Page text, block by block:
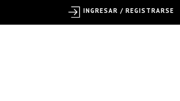
INGRESAR / REGISTRARSE